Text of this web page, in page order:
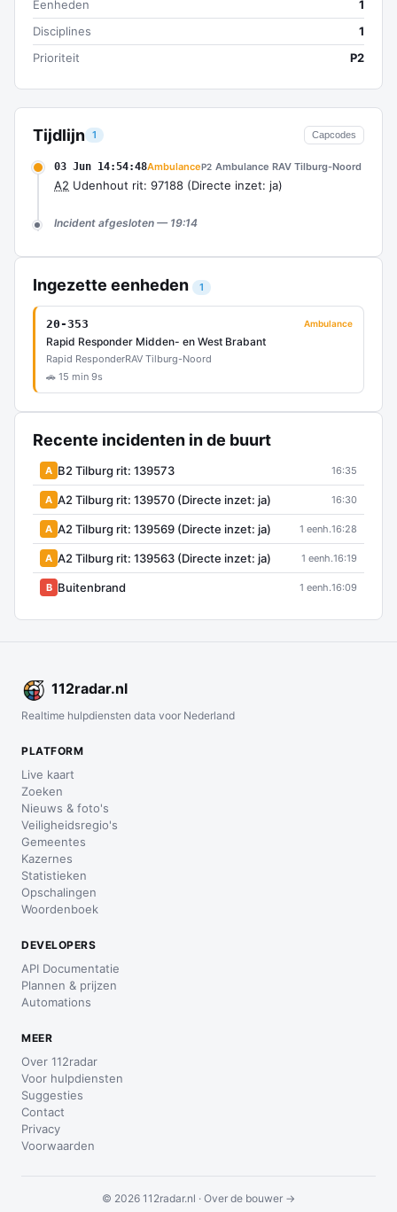
Tijdlijn 1 Capcodes
03 Jun 14:54:48AmbulanceP2 Ambulance RAV Tilburg-Noord
A2 Udenhout rit: 97188 (Directe inzet: ja)
Incident afgesloten — 19:14
Ingezette eenheden 1
20-353 Ambulance
Rapid Responder Midden- en West Brabant
Rapid ResponderRAV Tilburg-Noord
🚗 15 min 9s
Recente incidenten in de buurt
A B2 Tilburg rit: 139573 16:35
A A2 Tilburg rit: 139570 (Directe inzet: ja) 16:30
A A2 Tilburg rit: 139569 (Directe inzet: ja) 1 eenh.16:28
A A2 Tilburg rit: 139563 (Directe inzet: ja) 1 eenh.16:19
B Buitenbrand 1 eenh.16:09
Eenheden
1
Disciplines
1
Prioriteit
P2
112radar.nl
Realtime hulpdiensten data voor Nederland
PLATFORM
Live kaart
Zoeken
Nieuws & foto's
Veiligheidsregio's
Gemeentes
Kazernes
Statistieken
Opschalingen
Woordenboek
DEVELOPERS
API Documentatie
Plannen & prijzen
Automations
MEER
Over 112radar
Voor hulpdiensten
Suggesties
Contact
Privacy
Voorwaarden
© 2026 112radar.nl · Over de bouwer →